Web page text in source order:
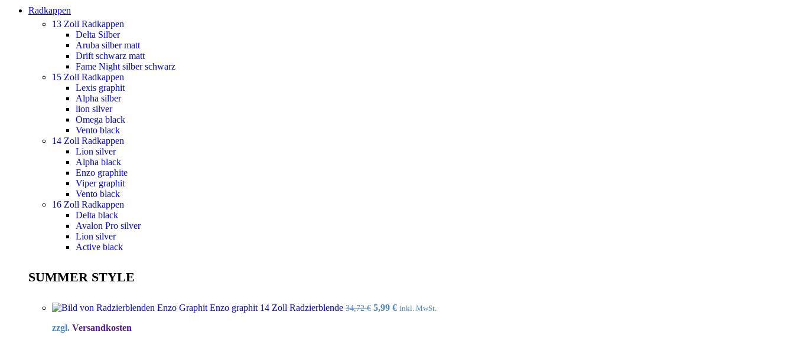
Radkappen
13 Zoll Radkappen
Delta Silber
Aruba silber matt
Drift schwarz matt
Fame Night silber schwarz
15 Zoll Radkappen
Lexis graphit
Alpha silber
lion silver
Omega black
Vento black
14 Zoll Radkappen
Lion silver
Alpha black
Enzo graphite
Viper graphit
Vento black
16 Zoll Radkappen
Delta black
Avalon Pro silver
Lion silver
Active black
SUMMER STYLE
Enzo graphit 14 Zoll Radzierblende 34,72€ Ursprünglicher
5,99 €Aktueller
inkl. MwSt.
zzgl. Versandkosten